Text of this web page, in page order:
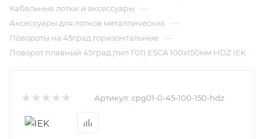
Кабельные лотки и аксессуары —
Аксессуары для лотков металлических —
Повороты на 45град горизонтальные —
Поворот плавный 45град (тип Г01) ESCA 100х150мм HDZ IEK
Артикул: cpg01-0-45-100-150-hdz